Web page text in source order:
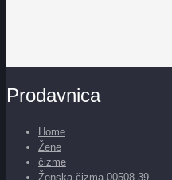
Prodavnica
Home
Žene
čizme
Ženska čizma 00508-39